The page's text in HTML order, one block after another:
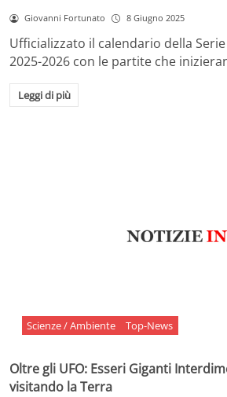
Giovanni Fortunato 8 Giugno 2025
Ufficializzato il calendario della
2025-2026 con le partite che
Leggi di più
Scienze / Ambiente Top-News
Oltre gli UFO: Esseri Giganti
visitando la Terra